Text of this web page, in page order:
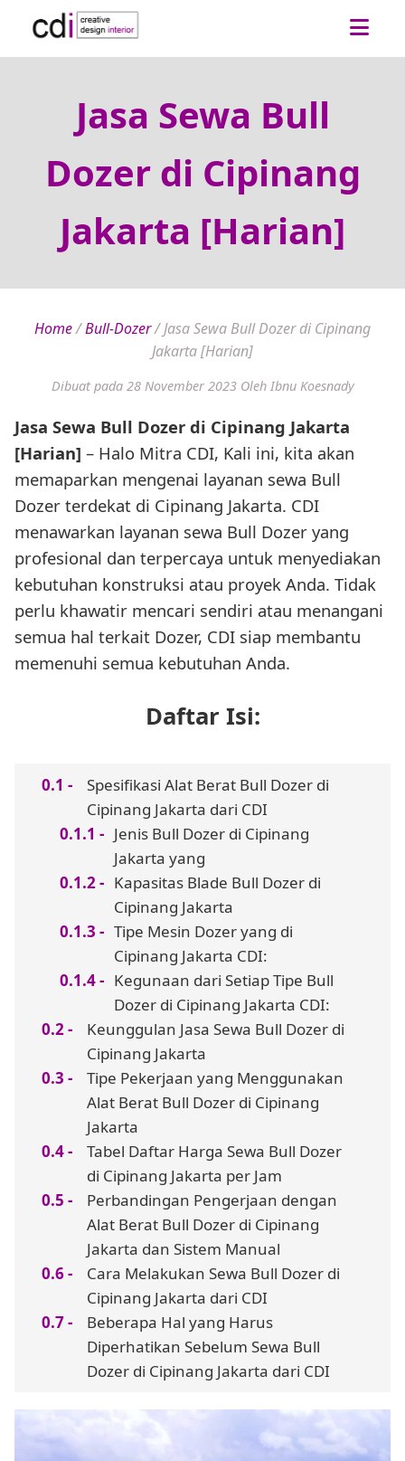
Jasa Sewa Bull
Dozer di Cipinang
Jakarta [Harian]
Home/Bull-Dozer/Jasa Sewa Bull Dozer di Cipinang
Jakarta [Harian]
Dibuat pada 28 November 2023 Oleh Ibnu Koesnady
Jasa Sewa Bull Dozer di Cipinang Jakarta
[Harian] – Halo Mitra CDI, Kali ini, kita akan
memaparkan mengenai layanan sewa Bull
Dozer terdekat di Cipinang Jakarta. CDI
menawarkan layanan sewa Bull Dozer yang
profesional dan terpercaya untuk menyediakan
kebutuhan konstruksi atau proyek Anda. Tidak
perlu khawatir mencari sendiri atau menangani
semua hal terkait Dozer, CDI siap membantu
memenuhi semua kebutuhan Anda.
Daftar Isi:
Spesifikasi Alat Berat Bull Dozer di
Cipinang Jakarta dari CDI
Jenis Bull Dozer di Cipinang
Jakarta yang
Kapasitas Blade Bull Dozer di
Cipinang Jakarta
Tipe Mesin Dozer yang di
Cipinang Jakarta CDI:
Kegunaan dari Setiap Tipe Bull
Dozer di Cipinang Jakarta CDI:
Keunggulan Jasa Sewa Bull Dozer di
Cipinang Jakarta
Tipe Pekerjaan yang Menggunakan
Alat Berat Bull Dozer di Cipinang
Jakarta
Tabel Daftar Harga Sewa Bull Dozer
di Cipinang Jakarta per Jam
Perbandingan Pengerjaan dengan
Alat Berat Bull Dozer di Cipinang
Jakarta dan Sistem Manual
Cara Melakukan Sewa Bull Dozer di
Cipinang Jakarta dari CDI
Beberapa Hal yang Harus
Diperhatikan Sebelum Sewa Bull
Dozer di Cipinang Jakarta dari CDI